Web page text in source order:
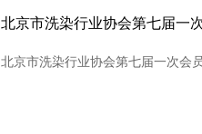
北京市洗染行业协会第七届一
北京市洗染行业协会第七届一次会